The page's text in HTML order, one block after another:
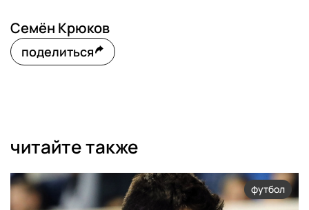
Семён Крюков
поделиться
читайте также
футбол